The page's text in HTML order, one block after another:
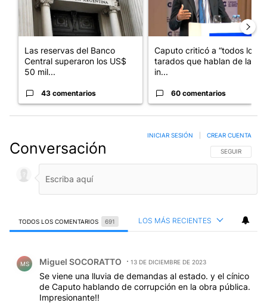
Las reservas del Banco
Central superaron los US$
50 mil...
43 comentarios
Caputo criticó a “todos los
tarados que hablan de la
in...
60 comentarios
Conversación SIGA ESTA
SEGUIR
INICIAR SESIÓN CREAR CUENTA
TODOS LOS COMENTARIOS 691 LOS MÁS RECIENTES
MS Miguel SOCORATTO 13 DE DICIEMBRE DE 2023
Se viene una lluvia de demandas al estado. y el cínico
de Caputo hablando de corrupción en la obra pública.
Impresionante!!